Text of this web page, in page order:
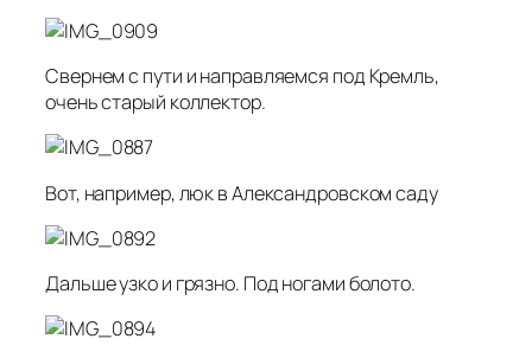
Свернем с пути и направляемся под Кремль,
очень старый коллектор.
Вот, например, люк в Александровском саду
Дальше узко и грязно. Под ногами болото.